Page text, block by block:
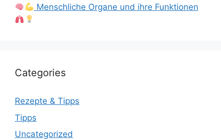
Menschliche Organe und ihre Funktionen
Categories
Rezepte & Tipps
Tipps
Uncategorized